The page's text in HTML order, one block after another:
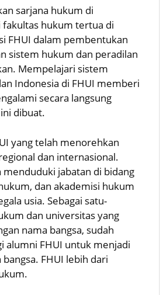
sarjana hukum di
fakultas hukum tertua di
FHUI dalam pembentukan
sistem hukum dan peradilan
Mempelajari sistem
Indonesia di FHUI memberi
secara langsung
dibuat.
yang telah menorehkan
dan internasional.
menduduki jabatan di bidang
dan akademisi hukum
usia. Sebagai satu-
dan universitas yang
nama bangsa, sudah
alumni FHUI untuk menjadi
FHUI lebih dari